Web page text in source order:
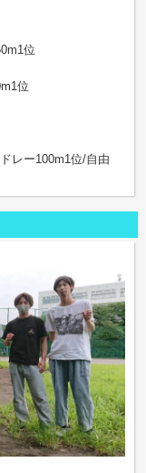
位
位
レー100m1位/自由